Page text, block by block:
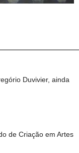
Duvivier, ainda
de Criação em Artes